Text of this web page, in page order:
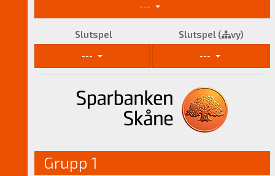
---
Slutspel Slutspel ( vy)
--- ---
Grupp 1